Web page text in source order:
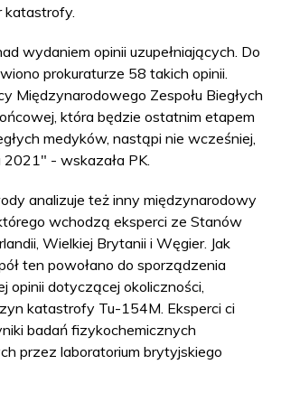
katastrofy.
wydaniem opinii uzupełniających. Do
prokuraturze 58 takich opinii.
Międzynarodowego Zespołu Biegłych
która będzie ostatnim etapem
medyków, nastąpi nie wcześniej,
2021" - wskazała PK.
analizuje też inny międzynarodowy
wchodzą eksperci ze Stanów
Wielkiej Brytanii i Węgier. Jak
ten powołano do sporządzenia
opinii dotyczącej okoliczności,
katastrofy Tu-154M. Eksperci ci
badań fizykochemicznych
przez laboratorium brytyjskiego